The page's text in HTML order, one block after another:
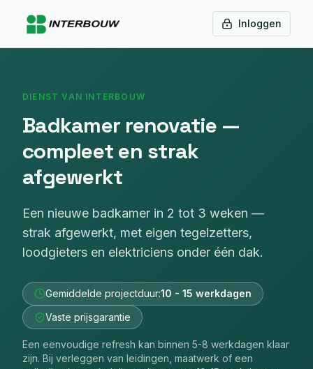
Inloggen
DIENST VAN INTERBOUW
Badkamer renovatie —
compleet en strak
afgewerkt
Een nieuwe badkamer in 2 tot 3 weken —
strak afgewerkt, met eigen tegelzetters,
loodgieters en elektriciens onder één dak.
Gemiddelde projectduur:10 - 15 werkdagen
Vaste prijsgarantie
Een eenvoudige refresh kan binnen 5-8 werkdagen klaar
zijn. Bij verleggen van leidingen, maatwerk of een